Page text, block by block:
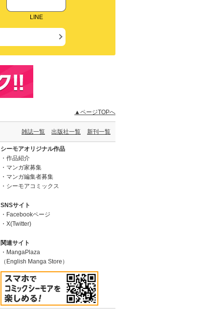
LINE
▲ページTOPへ
雑誌一覧 出版社一覧 新刊一覧
シーモアオリジナル作品
作品紹介
マンガ家募集
マンガ編集者募集
シーモアコミックス
SNSサイト
Facebookページ
X(Twitter)
関連サイト
MangaPlaza
（English Manga Store）